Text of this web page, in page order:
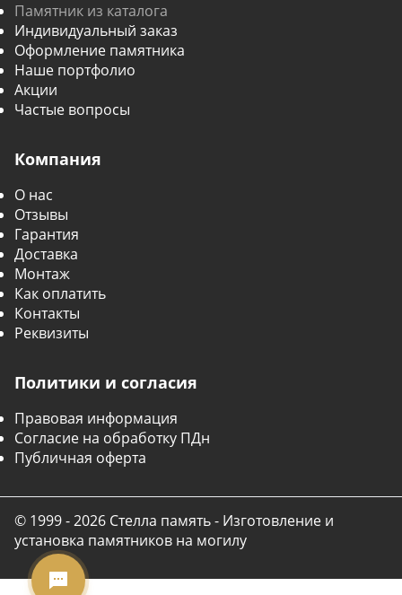
Памятник из каталога
Индивидуальный заказ
Оформление памятника
Наше портфолио
Акции
Частые вопросы
Компания
О нас
Отзывы
Гарантия
Доставка
Монтаж
Как оплатить
Контакты
Реквизиты
Политики и согласия
Правовая информация
Согласие на обработку ПДн
Публичная оферта
© 1999 - 2026 Стелла память - Изготовление и
установка памятников на могилу